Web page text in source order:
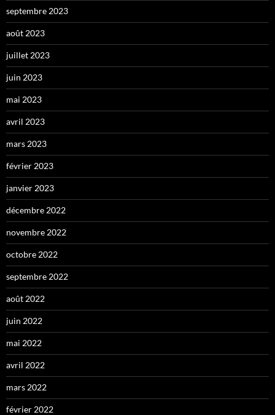
septembre 2023
août 2023
juillet 2023
juin 2023
mai 2023
avril 2023
mars 2023
février 2023
janvier 2023
décembre 2022
novembre 2022
octobre 2022
septembre 2022
août 2022
juin 2022
mai 2022
avril 2022
mars 2022
février 2022